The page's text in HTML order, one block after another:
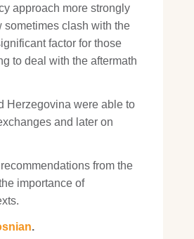
approach more strongly
sometimes clash with the
factor for those
to deal with the aftermath
Herzegovina were able to
and later on
from the
importance of
.